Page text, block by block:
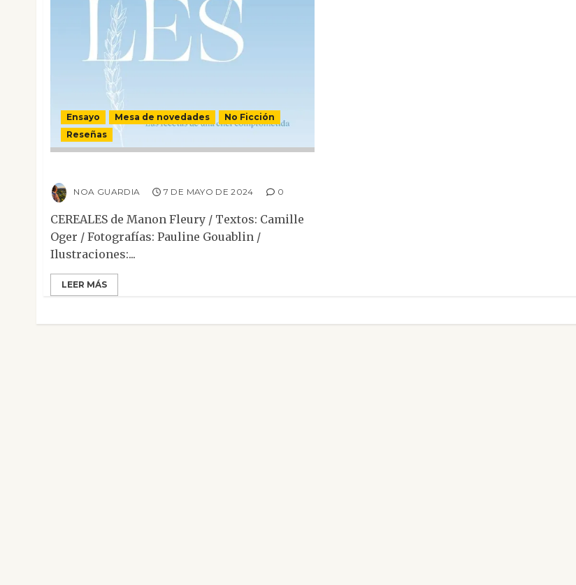
Ensayo Mesa de novedades
No Ficción
Reseñas
NOA GUARDIA 7 DE MAYO DE 2024 0
CEREALES de Manon Fleury / Textos: Camille
Oger / Fotografías: Pauline Gouablin /
Ilustraciones:...
LEER MÁS